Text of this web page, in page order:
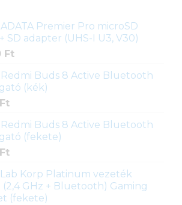
Premier Pro microSD
SD adapter (UHS-I U3, V30)
Ft
Redmi Buds 8 Active Bluetooth
(kék)
Ft
Redmi Buds 8 Active Bluetooth
(fekete)
Ft
Korp Platinum vezeték
GHz + Bluetooth) Gaming
(fekete)